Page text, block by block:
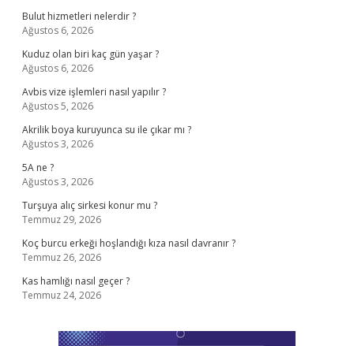
Bulut hizmetleri nelerdir ?
Ağustos 6, 2026
Kuduz olan biri kaç gün yaşar ?
Ağustos 6, 2026
Avbis vize işlemleri nasıl yapılır ?
Ağustos 5, 2026
Akrilik boya kuruyunca su ile çıkar mı ?
Ağustos 3, 2026
5A ne ?
Ağustos 3, 2026
Turşuya alıç sirkesi konur mu ?
Temmuz 29, 2026
Koç burcu erkeği hoşlandığı kıza nasıl davranır ?
Temmuz 26, 2026
Kas hamlığı nasıl geçer ?
Temmuz 24, 2026